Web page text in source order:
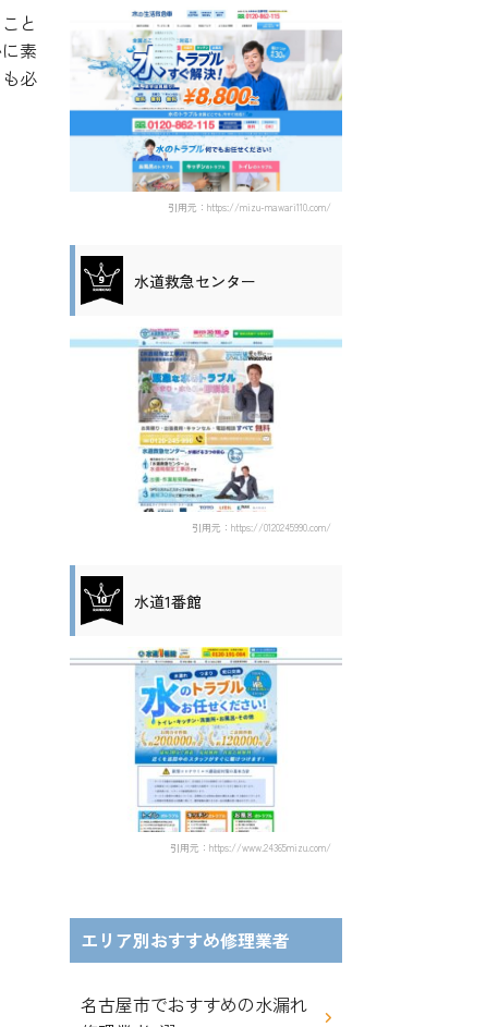
と
素
必
引用元：https://mizu-mawari110.com/
水道救急センター
引用元：https://0120245990.com/
水道1番館
引用元：https://www.24365mizu.com/
エリア別おすすめ修理業者
名古屋市でおすすめの水漏れ